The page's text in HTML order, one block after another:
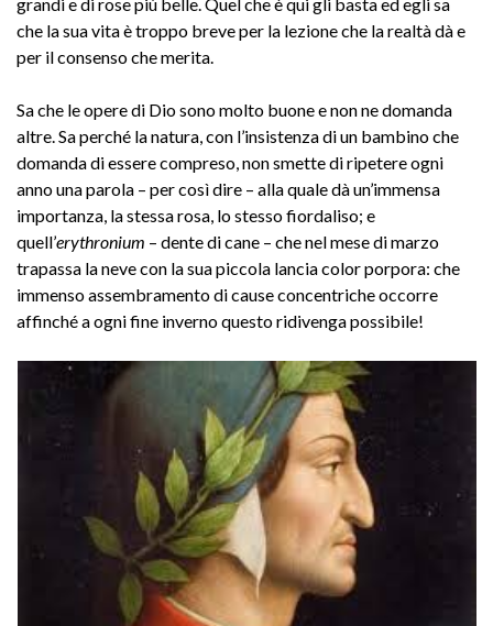
che la sua vita è troppo breve per la lezione che la realtà dà e
per il consenso che merita.
Sa che le opere di Dio sono molto buone e non ne domanda
altre. Sa perché la natura, con l’insistenza di un bambino che
domanda di essere compreso, non smette di ripetere ogni
anno una parola – per così dire – alla quale dà un’immensa
importanza, la stessa rosa, lo stesso fiordaliso; e
quell’erythronium – dente di cane – che nel mese di marzo
trapassa la neve con la sua piccola lancia color porpora: che
immenso assembramento di cause concentriche occorre
affinché a ogni fine inverno questo ridivenga possibile!